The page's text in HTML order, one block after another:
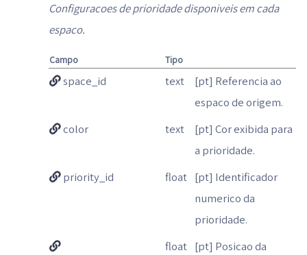
Configuracoes de prioridade disponiveis em cada
espaco.
Campo Tipo
space_id text
[pt] Referencia ao
espaco de origem.
color
text
[pt] Cor exibida para
a prioridade.
priority_id
float [pt] Identificador
numerico da
prioridade.
float [pt] Posicao da